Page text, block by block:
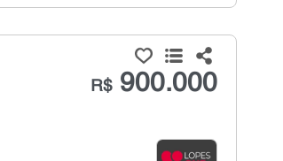
R$900.000